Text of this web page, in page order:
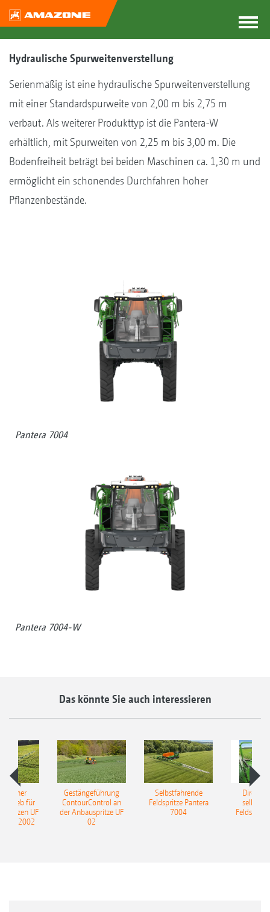
Hydraulische Spurweitenverstellung
Serienmäßig ist eine hydraulische Spurweitenverstellung
mit einer Standardspurweite von 2,00 m bis 2,75 m
verbaut. Als weiterer Produkttyp ist die Pantera-W
erhältlich, mit Spurweiten von 2,25 m bis 3,00 m. Die
Bodenfreiheit beträgt bei beiden Maschinen ca. 1,30 m und
ermöglicht ein schonendes Durchfahren hoher
Pflanzenbestände.
Pantera 7004
Pantera 7004-W
Das könnte Sie auch interessieren
für
UF
UF 2002
Gestängeführung
ContourControl an
der Anbauspritze UF
02
Selbstfahrende
Feldspritze Pantera
7004